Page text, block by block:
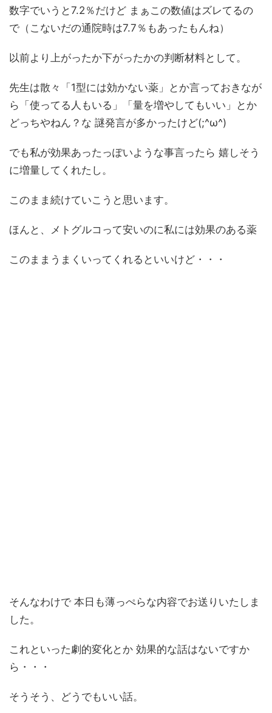
数字でいうと7.2％だけど まぁこの数値はズレてるの
で（こないだの通院時は7.7％もあったもんね）
以前より上がったか下がったかの判断材料として。
先生は散々「1型には効かない薬」とか言っておきなが
ら「使ってる人もいる」「量を増やしてもいい」とか
どっちやねん？な 謎発言が多かったけど(;^ω^)
でも私が効果あったっぽいような事言ったら 嬉しそう
に増量してくれたし。
このまま続けていこうと思います。
ほんと、メトグルコって安いのに私には効果のある薬
このままうまくいってくれるといいけど・・・
そんなわけで 本日も薄っぺらな内容でお送りいたしま
した。
これといった劇的変化とか 効果的な話はないですか
ら・・・
そうそう、どうでもいい話。